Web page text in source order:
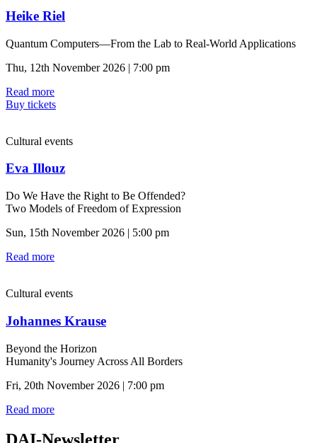
Heike Riel
Quantum Computers—From the Lab to Real-World Applications
Thu, 12th November 2026 | 7:00 pm
Read more
Buy tickets
Cultural events
Eva Illouz
Do We Have the Right to Be Offended?
Two Models of Freedom of Expression
Sun, 15th November 2026 | 5:00 pm
Read more
Cultural events
Johannes Krause
Beyond the Horizon
Humanity's Journey Across All Borders
Fri, 20th November 2026 | 7:00 pm
Read more
DAI-Newsletter